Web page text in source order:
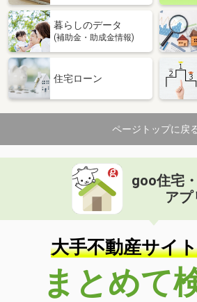
暮らしのデータ
(補助金・助成金情報)
住宅ローン
ページトップに戻
goo住宅
アプ
大手不動産サイト
まとめて